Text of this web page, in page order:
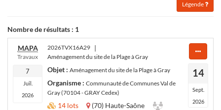
Légende
Nombre de résultats : 1
MAPA
Travaux
7
Juil.
2026
2026TVX16A29 |
Aménagement du site de la Plage à Gray
Objet : Aménagement du site de la Plage à Gray
Organisme : Communauté de Communes Val de
Gray (70104 - GRAY Cedex)
14 lots (70) Haute-Saône
14
Sept.
2026